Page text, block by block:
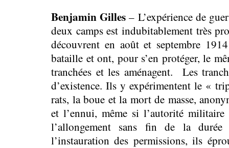
Benjamin Gilles – L’expérience de
deux camps est indubitablement très
découvrent en août et septembre
bataille et ont, pour s’en protéger, le
tranchées et les aménagent. Les
d’existence. Ils y expérimentent le «
rats, la boue et la mort de masse,
et l’ennui, même si l’autorité
l’allongement sans fin de la
l’instauration des permissions, ils